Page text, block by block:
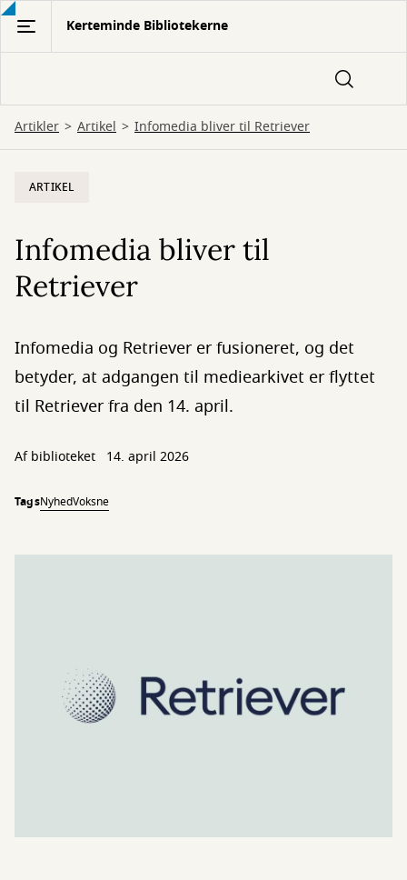
Gå
hovedindhold
Kerteminde Bibliotekerne
Artikler Artikel Infomedia bliver til Retriever
ARTIKEL
Infomedia bliver til
Retriever
Infomedia og Retriever er fusioneret, og det
betyder, at adgangen til mediearkivet er flyttet
til Retriever fra den 14. april.
Af biblioteket 14. april 2026
TagsNyhedVoksne